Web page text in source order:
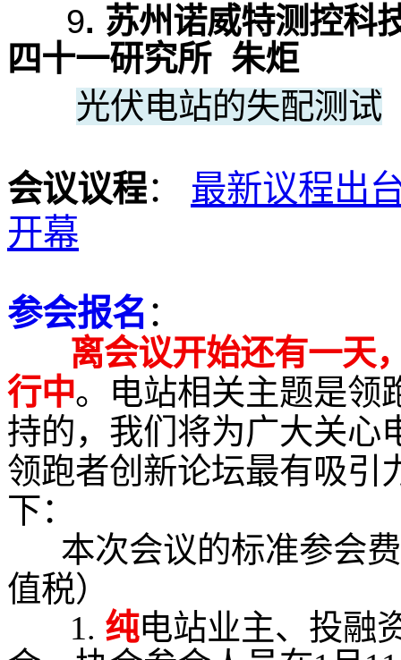
9. 苏州诺威特测控科
四十一研究所 朱炬
光伏电站的失配测试
会议议程： 最新议程出
开幕
参会报名 ：
离会议开始还有一天
行中。电站相关主题是领
持的， 我们将为广大关心
领跑者创新论坛最有吸引
下：
本次会议的标准参会费
值税）
1. 纯电站业主、投融